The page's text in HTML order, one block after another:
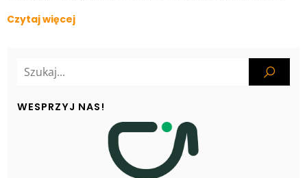
Czytaj więcej
WESPRZYJ NAS!